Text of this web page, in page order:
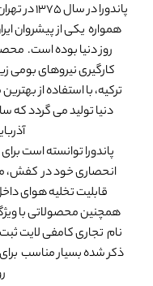
پاندورا در
همواره یکی از پیشروان
روز دنیا بوده است.
کارگیری نیروهای بومی
ترکیه، با استفاده از
دنیا تولید می گردد که
پاندورا توانسته است
انحصاری خود در کفش،
قابلیت تخلیه هوای
همچنین محصولاتی با
نام تجاری کامفی لایت ثبت
ذکر شده بسیار مناسب